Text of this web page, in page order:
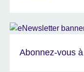
Abonnez-vous